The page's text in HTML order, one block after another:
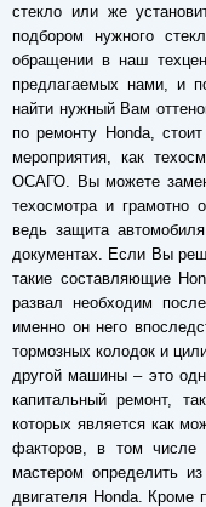
стекло или же
подбором нужного
обращении в наш
предлагаемых нами, и
найти нужный Вам
по ремонту Honda,
мероприятия, как
ОСАГО. Вы можете
техосмотра и грамотно
ведь защита
документах. Если Вы
такие составляющие
развал необходим
именно он него
тормозных колодок и
другой машины – это
капитальный ремонт,
которых является как
факторов, в том числе
мастером определить
двигателя Honda. Кроме